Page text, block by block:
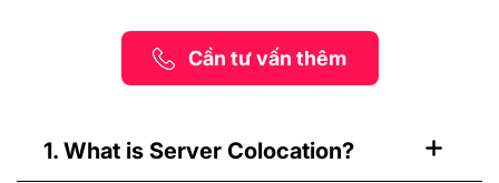
Cần tư vấn thêm
1. What is Server Colocation?